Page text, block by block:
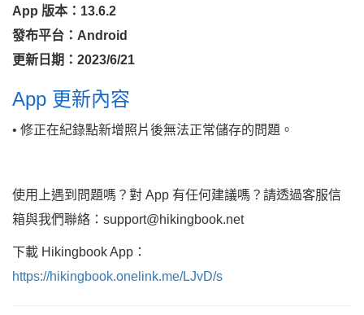
App 版本：13.6.2
發布平台：Android
更新日期：2023/6/21
App 更新內容
• 修正在紀錄點新增照片後無法正常儲存的問題。
使用上遇到問題嗎？對 App 有任何建議嗎？請透過客服信
箱與我們聯絡：support@hikingbook.net
下載 Hikingbook App：
https://hikingbook.onelink.me/LJvD/s